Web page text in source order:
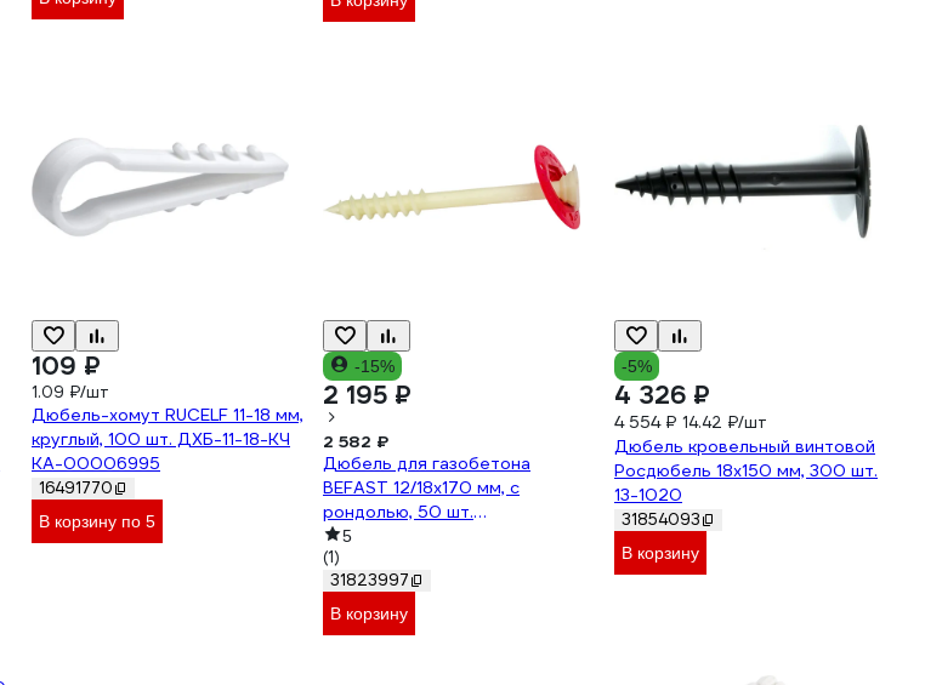
109 ₽
1.09 ₽/шт
Дюбель-хомут RUCELF 11-18 мм,
круглый, 100 шт. ДХБ-11-18-КЧ
КА-00006995
16491770
В корзину по 5
-15%
2 195 ₽
2 582 ₽
Дюбель для газобетона
BEFAST 12/18x170 мм, с
рондолью, 50 шт.
DGBF170R50S
5
(1)
31823997
В корзину
-5%
4 326 ₽
4 554 ₽ 14.42 ₽/шт
Дюбель кровельный винтовой
Росдюбель 18x150 мм, 300 шт.
13-1020
31854093
В корзину